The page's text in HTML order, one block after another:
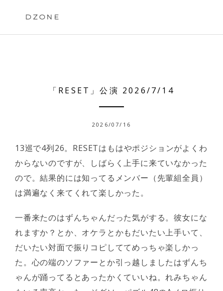
DZONE
「RESET」公演 2026/7/14
2026/07/16
13巡で4列26。RESETはもはやポジションがよくわ
からないのですが、しばらく上手に来ていなかった
ので。結果的には知ってるメンバー（先輩組全員）
は満遍なく来てくれて楽しかった。
一番来たのはずんちゃんだった気がする。彼女にな
れますか？とか、オケラとかもだいたい上手いて、
だいたい対面で振りコピしててめっちゃ楽しかっ
た。心の端のソファーとか引っ越しましたはずんち
ゃんが踊ってるとあったかくていいね。れみちゃん